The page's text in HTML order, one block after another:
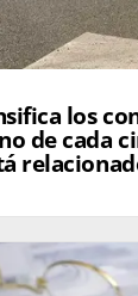
los
de cada